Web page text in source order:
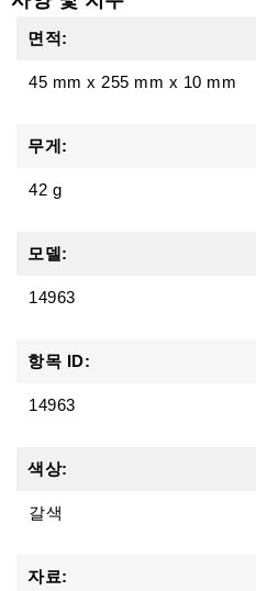
면적:
45 mm x 255 mm x 10 mm
무게:
42 g
모델:
14963
항목 ID:
14963
색상:
갈색
자료: